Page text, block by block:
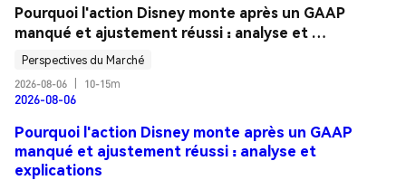
Pourquoi l'action Disney monte après un GAAP
manqué et ajustement réussi : analyse et
explications
Perspectives du Marché
2026-08-06
10-15m
2026-08-06
Pourquoi l'action Disney monte après un GAAP
manqué et ajustement réussi : analyse et
explications